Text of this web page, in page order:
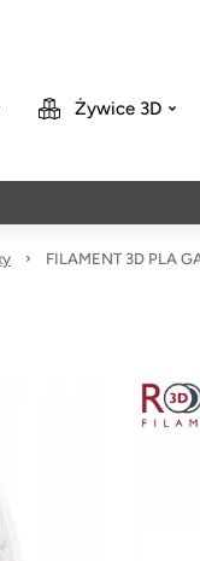
Żywice 3D
FILAMENT 3D PLA